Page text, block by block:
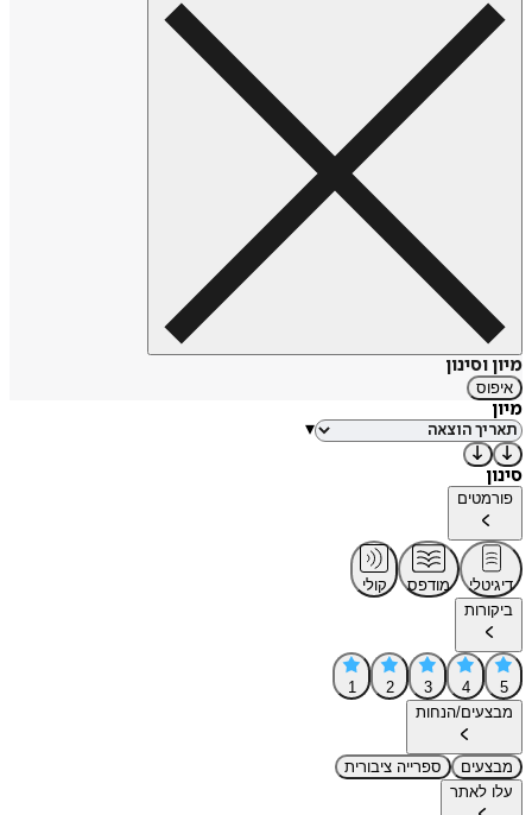
מיון וסינון
איפוס
מיון
▾
סינון
פורמטים
דיגיטלי מודפס
קולי
ביקורות
5
4
3
2
1
מבצעים/הנחות
מבצעים
ספרייה ציבורית
עלו לאתר